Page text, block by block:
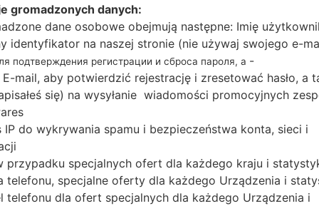
Qualcomm
SDM439
Snapdragon 439
(12 nm)
2GB
Buy accessories on Amazon
Strona startowa →Seria →Galaxy A01 →SamsungSM-A015U1
gromadzonych danych:
dane osobowe obejmują następne: Imię
identyfikator na naszej stronie (nie używaj swojego e-
подтверждения регистрации и сброса пароля, а -
mail, aby potwierdzić rejestrację i zresetować hasło, a
się) na wysyłanie wiadomości promocyjnych
IP do wykrywania spamu i bezpieczeństwa konta, sieci i
przypadku specjalnych ofert dla każdego kraju i
telefonu, specjalne oferty dla każdego Urządzenia i
telefonu dla ofert specjalnych dla każdego Urządzenia i